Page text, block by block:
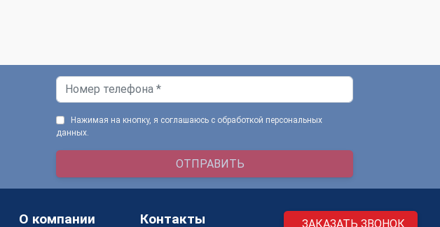
Нажимая на кнопку, я соглашаюсь с обработкой персональных
данных.
ОТПРАВИТЬ
О компании Контакты ЗАКАЗАТЬ ЗВОНОК